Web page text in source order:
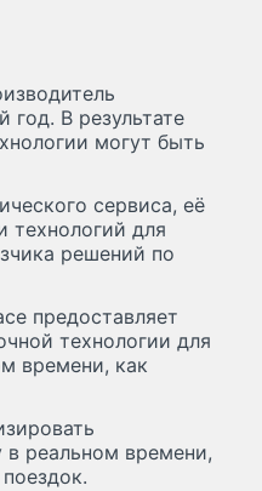
год. В результате
могут быть
сервиса, её
технологий для
решений по
предоставляет
технологии для
времени, как
реальном времени,